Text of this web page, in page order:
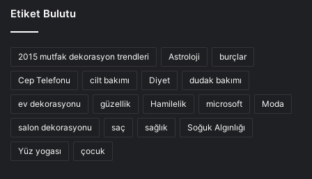
Etiket Bulutu
2015 mutfak dekorasyon trendleri Astroloji burçlar
Cep Telefonu cilt bakımı Diyet dudak bakımı
ev dekorasyonu güzellik Hamilelik microsoft Moda
salon dekorasyonu saç sağlık Soğuk Algınlığı
Yüz yogası çocuk